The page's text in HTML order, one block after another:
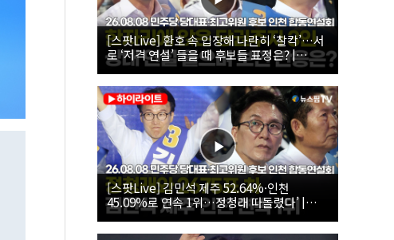
[스팟Live] 환호 속 입장해 나란히 ‘찰칵’…서
로 ‘저격 연설’ 들을 때 후보들 표정은? |
26.08.08 더불어민주당 당대표·최고위원 후
보 인천 합동연설회
[스팟Live] 김민석 제주 52.64%·인천
45.09%로 연속 1위…정청래 따돌렸다’ |
26.08.08 더불어민주당 당대표·최고위원 후
보 인천 합동연설회